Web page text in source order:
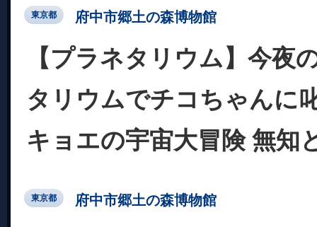
東京都 府中市郷土の森博物館
【プラネタリウム】今夜
タリウムでチコちゃんに
キョエの宇宙大冒険 無知
東京都 府中市郷土の森博物館